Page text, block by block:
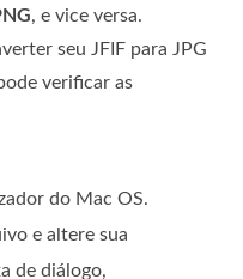
, e vice versa.
seu JFIF para JPG
verificar as
do Mac OS.
e altere sua
de diálogo,